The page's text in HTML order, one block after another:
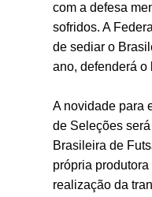
com a defesa
sofridos. A
de sediar o
ano, defenderá o
A novidade para
de Seleções
Brasileira de
própria
realização da